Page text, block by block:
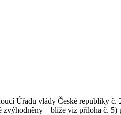
Úřadu vlády České republiky
– blíže viz příloha č.